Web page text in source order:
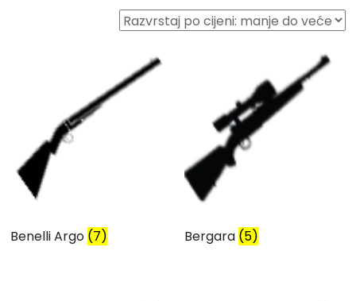
Benelli Argo (7) Bergara (5)